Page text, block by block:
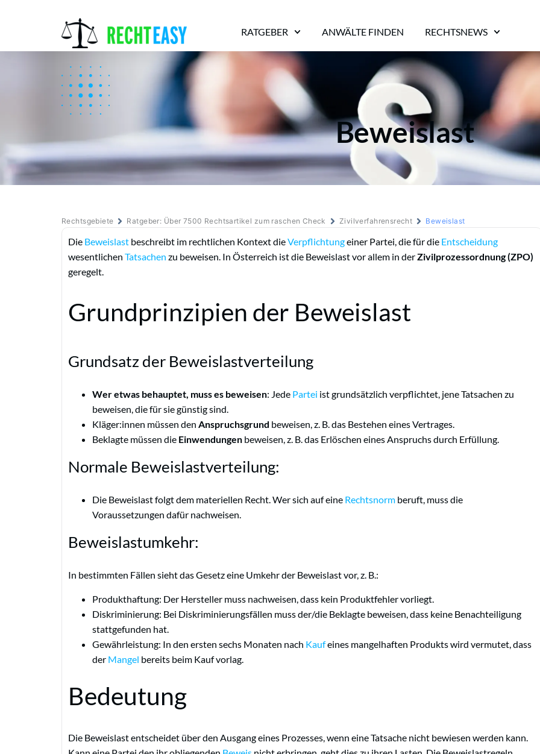
RATGEBER ANWÄLTE FINDEN RECHTSNEWS
Beweislast
Rechtsgebiete Ratgeber: Über 7500 Rechtsartikel zum raschen Check Zivilverfahrensrecht Beweislast
Die Beweislast beschreibt im rechtlichen Kontext dieVerpflichtungeiner Partei, die für die Entscheidung
wesentlichen Tatsachen zu beweisen. In Österreich ist die Beweislast vor allem in derZivilprozessordnung (ZPO)
geregelt.
Grundprinzipien der Beweislast
Grundsatz der Beweislastverteilung
Wer etwas behauptet, muss es beweisen: Jede Partei ist grundsätzlich verpflichtet, jene Tatsachen zu
beweisen, die für sie günstig sind.
Kläger:innen müssen den Anspruchsgrund beweisen, z. B. das Bestehen eines Vertrages.
Beklagte müssen die Einwendungen beweisen, z. B. das Erlöschen eines Anspruchs durch Erfüllung.
Normale Beweislastverteilung:
Die Beweislast folgt dem materiellen Recht. Wer sich auf eine Rechtsnorm beruft, muss die
Voraussetzungen dafür nachweisen.
Beweislastumkehr:
In bestimmten Fällen sieht das Gesetz eine Umkehr der Beweislast vor, z. B.:
Produkthaftung: Der Hersteller muss nachweisen, dass kein Produktfehler vorliegt.
Diskriminierung: Bei Diskriminierungsfällen muss der/die Beklagte beweisen, dass keine Benachteiligung
stattgefunden hat.
Gewährleistung: In den ersten sechs Monaten nach Kaufeines mangelhaften Produkts wird vermutet, dass
der Mangel bereits beim Kauf vorlag.
Bedeutung
Die Beweislast entscheidet über den Ausgang eines Prozesses, wenn eine Tatsache nicht bewiesen werden kann.
Alle Anwälte